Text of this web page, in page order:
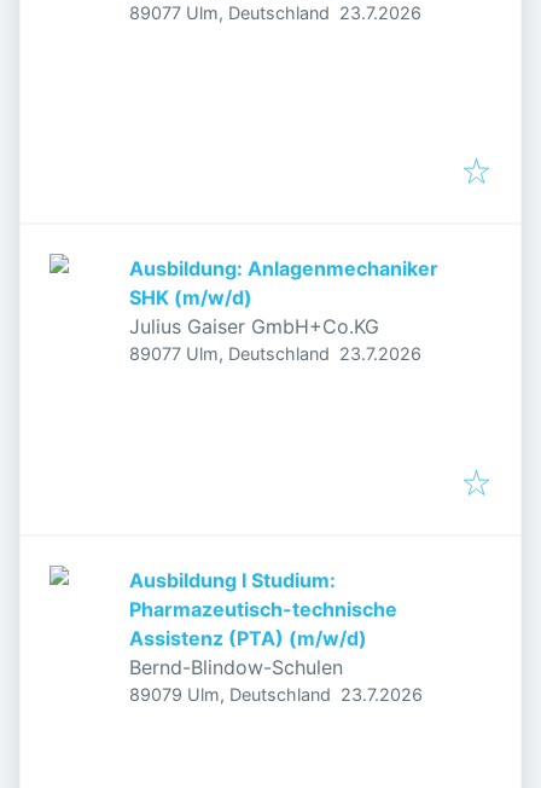
89077 Ulm, Deutschland Veröffentlicht
23.7.2026
Ausbildung: Anlagenmechaniker
SHK (m/w/d)
Julius Gaiser GmbH+Co.KG
89077 Ulm, Deutschland Veröffentlicht
23.7.2026
Ausbildung I Studium:
Pharmazeutisch-technische
Assistenz (PTA) (m/w/d)
Bernd-Blindow-Schulen
89079 Ulm, Deutschland Veröffentlicht
23.7.2026